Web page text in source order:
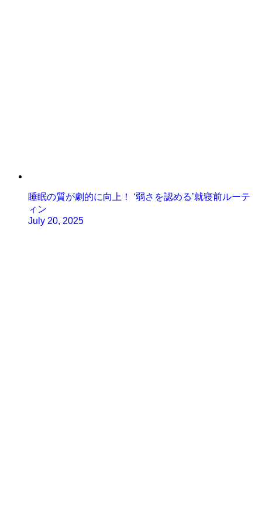
睡眠の質が劇的に向上！ ‘弱さを認める’就寝前ルーテ
ィン
July 20, 2025